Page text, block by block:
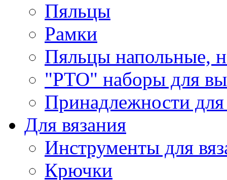
Пяльцы
Рамки
Пяльцы напольные,
"РТО" наборы для
Принадлежности
Для вязания
Инструменты для
Крючки